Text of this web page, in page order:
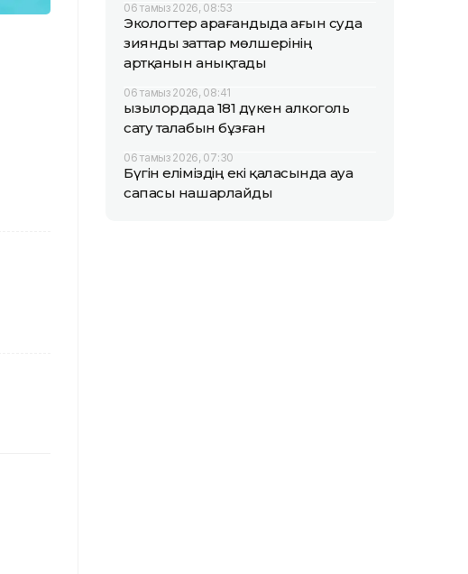
06 тамыз 2026, 08:53
Экологтер Қарағандыда ағын суда
зиянды заттар мөлшерінің
артқанын анықтады
06 тамыз 2026, 08:41
Қызылордада 181 дүкен алкоголь
сату талабын бұзған
06 тамыз 2026, 07:30
Бүгін еліміздің екі қаласында ауа
сапасы нашарлайды